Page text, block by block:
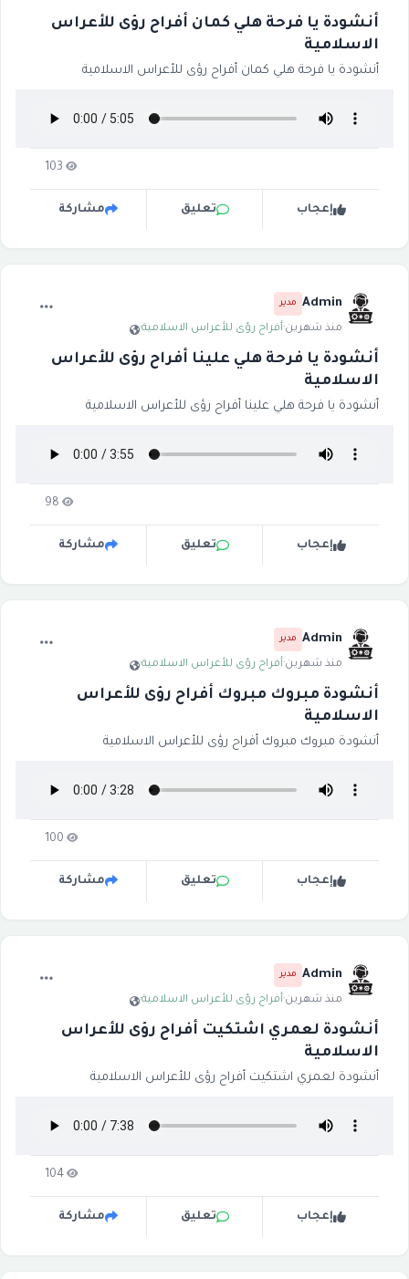
أنشودة يا فرحة هلي كمان أفراح رؤى للأعراس
الاسلامية
أنشودة يا فرحة هلي كمان أفراح رؤى للأعراس الاسلامية
103
إعجاب تعليق مشاركة
Admin مدير
منذ شهرين·أفراح رؤى للأعراس الاسلامية·
أنشودة يا فرحة هلي علينا أفراح رؤى للأعراس
الاسلامية
أنشودة يا فرحة هلي علينا أفراح رؤى للأعراس الاسلامية
98
إعجاب تعليق مشاركة
Admin مدير
منذ شهرين·أفراح رؤى للأعراس الاسلامية·
أنشودة مبروك مبروك أفراح رؤى للأعراس
الاسلامية
أنشودة مبروك مبروك أفراح رؤى للأعراس الاسلامية
100
إعجاب تعليق مشاركة
Admin مدير
منذ شهرين·أفراح رؤى للأعراس الاسلامية·
أنشودة لعمري اشتكيت أفراح رؤى للأعراس
الاسلامية
أنشودة لعمري اشتكيت أفراح رؤى للأعراس الاسلامية
104
إعجاب تعليق مشاركة